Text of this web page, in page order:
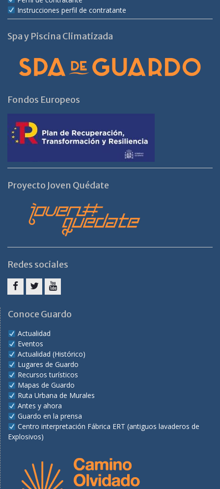
Instrucciones perfil de contratante
Spa y Piscina Climatizada
Fondos Europeos
Proyecto Joven Quédate
Redes sociales
Conoce Guardo
Actualidad
Eventos
Actualidad (Histórico)
Lugares de Guardo
Recursos turísticos
Mapas de Guardo
Ruta Urbana de Murales
Antes y ahora
Guardo en la prensa
Centro interpretación Fábrica ERT (antiguos lavaderos de
Explosivos)